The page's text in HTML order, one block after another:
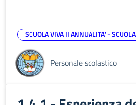
SCUOLA VIVA II ANNUALITA' -
Personale scolastico